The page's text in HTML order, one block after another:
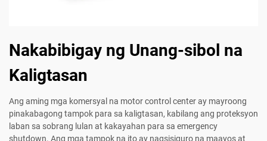
Nakabibigay ng Unang-sibol na
Kaligtasan
Ang aming mga komersyal na motor control center ay mayroong
pinakabagong tampok para sa kaligtasan, kabilang ang proteksyon
laban sa sobrang lulan at kakayahan para sa emergency
shutdown. Ang mga tampok na ito ay nagsisiguro na maayos at